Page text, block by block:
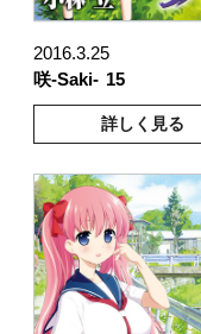
2016.3.25
咲-Saki- 15
詳しく見る